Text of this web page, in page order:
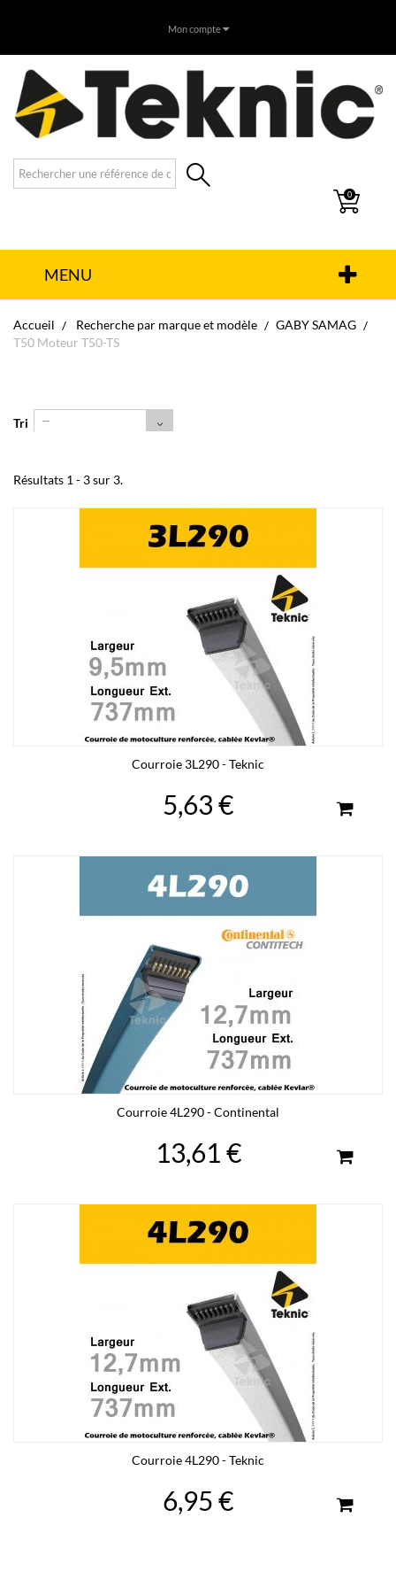
Mon compte
0
MENU
Accueil Recherche par marque et modèle
GABY SAMAG
T50 Moteur T50-TS
Tri --
Résultats 1 - 3 sur 3.
Courroie 3L290 - Teknic
5,63 €
Courroie 4L290 - Continental
13,61 €
Courroie 4L290 - Teknic
6,95 €